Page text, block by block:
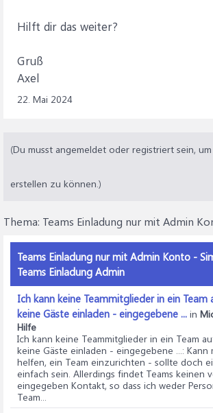
Hilft dir das weiter?
Gruß
Axel
22. Mai 2024
(Du musst angemeldet oder registriert sein,
erstellen zu können.)
Thema: Teams Einladung nur mit Admin
Teams Einladung nur mit Admin Konto -
Teams Einladung Admin
Ich kann keine Teammitglieder in ein Team
keine Gäste einladen - eingegebene ... in
Hilfe
Ich kann keine Teammitglieder in ein Team
keine Gäste einladen - eingegebene ...: Kann
helfen, ein Team einzurichten - sollte doch
einfach sein. Allerdings findet Teams keinen
eingegeben Kontakt, so dass ich weder
Team...